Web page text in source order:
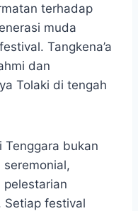
terhadap
muda
Tangkena’a
dan
Tolaki di tengah
Tenggara bukan
Setiap festival